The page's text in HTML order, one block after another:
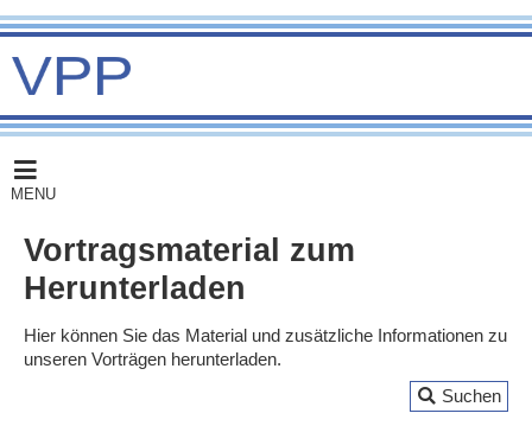
MENU
Vortragsmaterial zum
Herunterladen
Hier können Sie das Material und zusätzliche Informationen zu
unseren Vorträgen herunterladen.
Suchen